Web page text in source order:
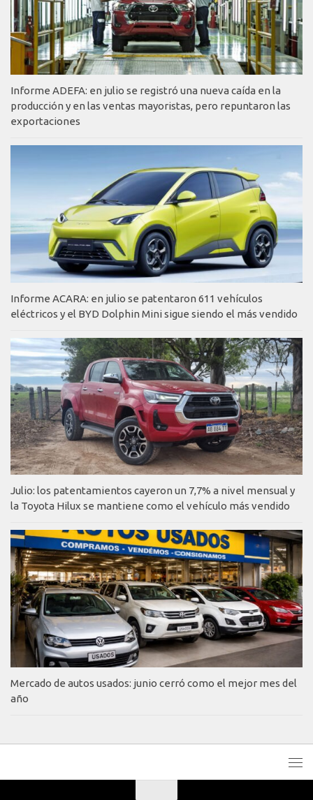
Informe ADEFA: en julio se registró una nueva caída en la
producción y en las ventas mayoristas, pero repuntaron las
exportaciones
Informe ACARA: en julio se patentaron 611 vehículos
eléctricos y el BYD Dolphin Mini sigue siendo el más vendido
Julio: los patentamientos cayeron un 7,7% a nivel mensual y
la Toyota Hilux se mantiene como el vehículo más vendido
Mercado de autos usados: junio cerró como el mejor mes del
año